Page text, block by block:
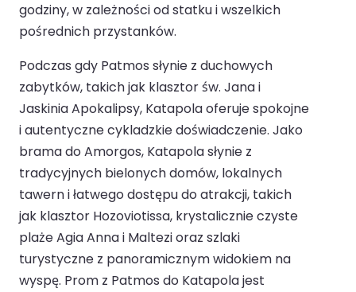
godziny, w zależności od statku i wszelkich
pośrednich przystanków.
Podczas gdy Patmos słynie z duchowych
zabytków, takich jak klasztor św. Jana i
Jaskinia Apokalipsy, Katapola oferuje spokojne
i autentyczne cykladzkie doświadczenie. Jako
brama do Amorgos, Katapola słynie z
tradycyjnych bielonych domów, lokalnych
tawern i łatwego dostępu do atrakcji, takich
jak klasztor Hozoviotissa, krystalicznie czyste
plaże Agia Anna i Maltezi oraz szlaki
turystyczne z panoramicznym widokiem na
wyspę. Prom z Patmos do Katapola jest